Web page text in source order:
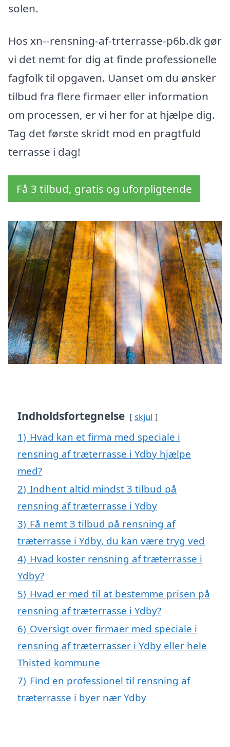
solen.
Hos xn--rensning-af-trterrasse-p6b.dk gør
vi det nemt for dig at finde professionelle
fagfolk til opgaven. Uanset om du ønsker
tilbud fra flere firmaer eller information
om processen, er vi her for at hjælpe dig.
Tag det første skridt mod en pragtfuld
terrasse i dag!
Få 3 tilbud, gratis og uforpligtende
Indholdsfortegnelse skjul
1) Hvad kan et firma med speciale i
rensning af træterrasse i Ydby hjælpe
med?
2) Indhent altid mindst 3 tilbud på
rensning af træterrasse i Ydby
3) Få nemt 3 tilbud på rensning af
træterrasse i Ydby, du kan være tryg ved
4) Hvad koster rensning af træterrasse i
Ydby?
5) Hvad er med til at bestemme prisen på
rensning af træterrasse i Ydby?
6) Oversigt over firmaer med speciale i
rensning af træterrasser i Ydby eller hele
Thisted kommune
7) Find en professionel til rensning af
træterrasse i byer nær Ydby